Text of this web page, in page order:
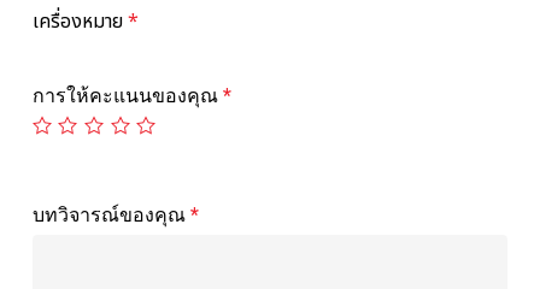
เครื่องหมาย*
การให้คะแนนของคุณ *
บทวิจารณ์ของคุณ *